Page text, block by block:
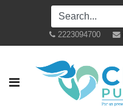
2223094700